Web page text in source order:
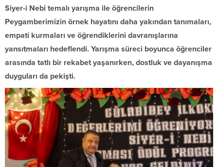
Siyer-i Nebi temalı yarışma ile öğrencilerin
Peygamberimizin örnek hayatını daha yakından tanımaları,
empati kurmaları ve öğrendiklerini davranışlarına
yansıtmaları hedeflendi. Yarışma süreci boyunca öğrenciler
arasında tatlı bir rekabet yaşanırken, dostluk ve dayanışma
duyguları da pekişti.